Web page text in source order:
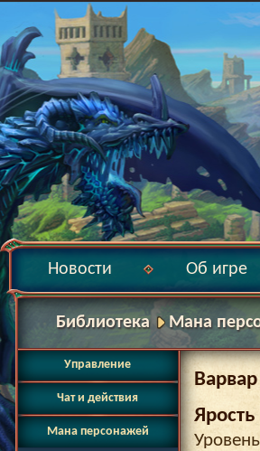
Новости Об игре
Библиотека Мана
Управление
Чат и действия
Мана персонажей
Варвар
Ярость